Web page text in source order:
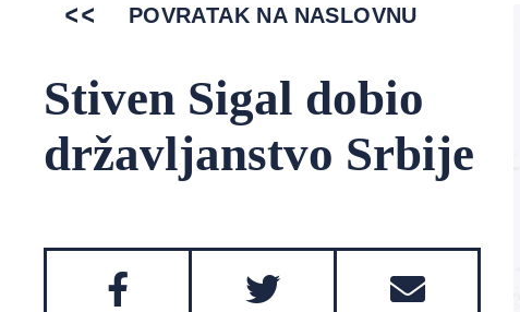
POVRATAK NA NASLOVNU
Stiven Sigal dobio
državljanstvo Srbije